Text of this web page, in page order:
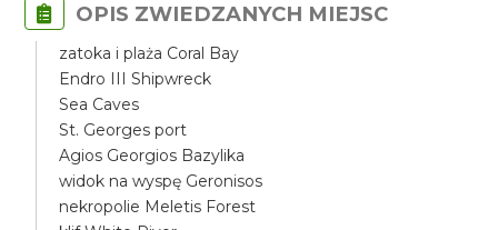
OPIS ZWIEDZANYCH MIEJSC
zatoka i plaża Coral Bay
Endro III Shipwreck
Sea Caves
St. Georges port
Agios Georgios Bazylika
widok na wyspę Geronisos
nekropolie Meletis Forest